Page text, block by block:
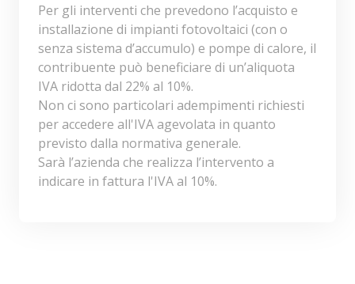
Per gli interventi che prevedono l’acquisto e
installazione di impianti fotovoltaici (con o
senza sistema d’accumulo) e pompe di calore, il
contribuente può beneficiare di un’aliquota
IVA ridotta dal 22% al 10%.
Non ci sono particolari adempimenti richiesti
per accedere all'IVA agevolata in quanto
previsto dalla normativa generale.
Sarà l’azienda che realizza l’intervento a
indicare in fattura l'IVA al 10%.